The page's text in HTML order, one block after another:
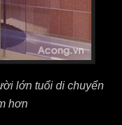
lớn tuổi di chuyển
hơn